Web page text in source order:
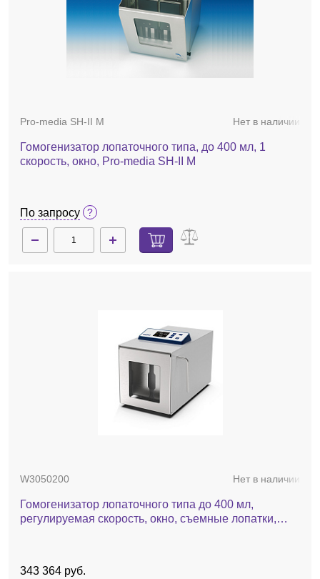
Pro-media SH-II M Нет в наличии
Гомогенизатор лопаточного типа, до 400 мл, 1
скорость, окно, Pro-media SH-II M
По запросу
W3050200 Нет в наличии
Гомогенизатор лопаточного типа до 400 мл,
регулируемая скорость, окно, съемные лопатки,
343 364 руб.